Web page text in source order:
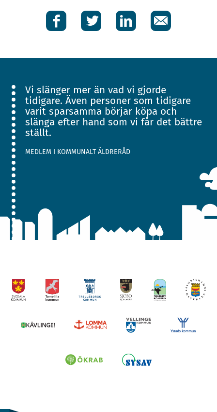
FacebookTwitter LinkedIn E-
post
Vi slänger mer än vad vi gjorde
tidigare. Även personer som tidigare
varit sparsamma börjar köpa och
slänga efter hand som vi får det bättre
ställt.
MEDLEM I KOMMUNALT ÄLDRERÅD